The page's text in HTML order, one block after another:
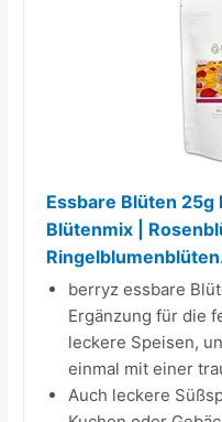
Essbare Blüten
Blütenmix |
berryz essbare
Ergänzung für die
leckere Speisen,
einmal mit einer
Auch leckere